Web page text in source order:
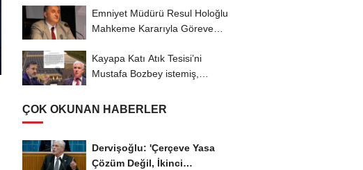
Emniyet Müdürü Resul Holoğlu
Mahkeme Kararıyla Göreve
Kayapa Katı Atık Tesisi’ni
Mustafa Bozbey istemiş,
ÇOK OKUNAN HABERLER
Dervişoğlu: 'Çerçeve Yasa
Çözüm Değil, İkinci